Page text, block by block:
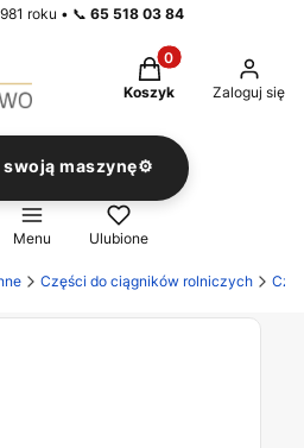
roku • 📞 65 518 03 84
Produkty w
Koszyk Zaloguj się
maszynę⚙️
wyszukiwarkę
Menu Ulubione
Części do ciągników rolniczych